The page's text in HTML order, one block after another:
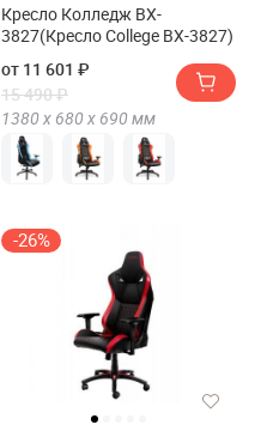
Кресло Колледж BX-
3827(Кресло College BX-3827)
от 11 601 ₽
15 490 ₽
1380 х 680 х 690 мм
-26%